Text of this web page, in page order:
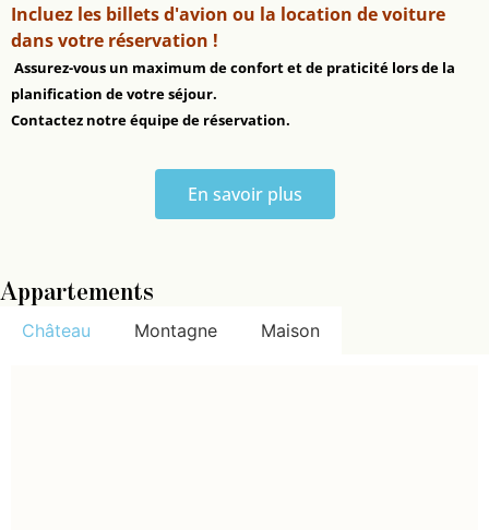
Incluez les billets d'avion ou la location de voiture
dans votre réservation !
Assurez-vous un maximum de confort et de praticité lors de la
planification de votre séjour.
Contactez notre équipe de réservation.
En savoir plus
Appartements
Château Montagne Maison